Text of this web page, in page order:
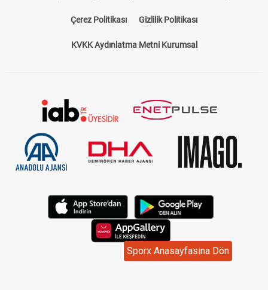
Sporx Anasayfasına Dön
Çerez Politikası Gizlilik Politikası
KVKK Aydınlatma Metni Kurumsal